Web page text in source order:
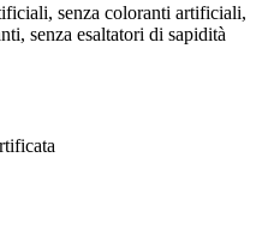
senza coloranti artificiali,
senza esaltatori di sapidità